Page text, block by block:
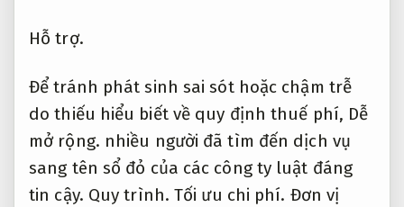
Hỗ trợ.
Để tránh phát sinh sai sót hoặc chậm trễ
do thiếu hiểu biết về quy định thuế phí, Dễ
mở rộng. nhiều người đã tìm đến dịch vụ
sang tên sổ đỏ của các công ty luật đáng
tin cậy. Quy trình. Tối ưu chi phí. Đơn vị